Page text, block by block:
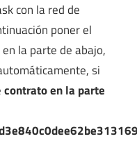
con la red de
poner el
en la parte de abajo,
si
contrato en la parte